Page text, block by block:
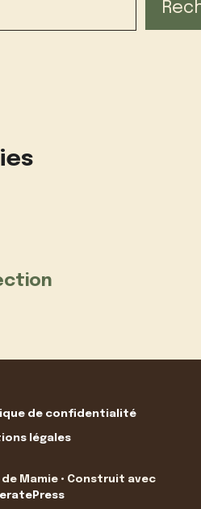
de confidentialité
légales
Mamie • Construit avec